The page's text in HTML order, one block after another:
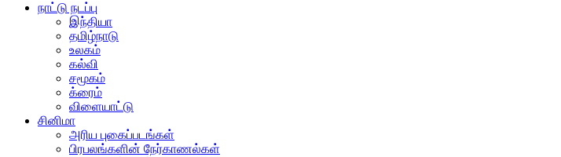
நாட்டு நடப்பு
இந்தியா
தமிழ்நாடு
உலகம்
கல்வி
சமூகம்
க்ரைம்
விளையாட்டு
சினிமா
அரிய புகைப்படங்கள்
பிரபலங்களின் நேர்காணல்கள்